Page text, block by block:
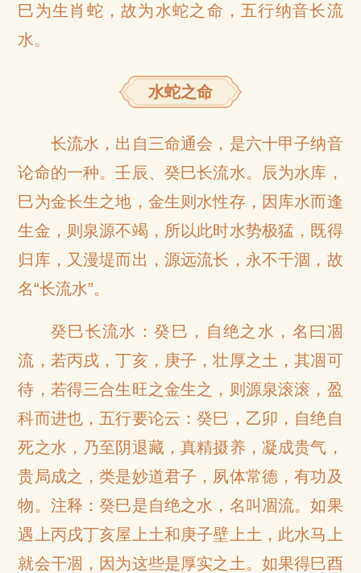
巳为生肖蛇，故为水蛇之命，五行纳音长流
水。
水蛇之命
长流水，出自三命通会，是六十甲子纳音
论命的一种。壬辰、癸巳长流水。辰为水库，
巳为金长生之地，金生则水性存，因库水而逢
生金，则泉源不竭，所以此时水势极猛，既得
归库，又漫堤而出，源远流长，永不干涸，故
名“长流水”。
癸巳长流水：癸巳，自绝之水，名曰凅
流，若丙戌，丁亥，庚子，壮厚之土，其凅可
待，若得三合生旺之金生之，则源泉滚滚，盈
科而进也，五行要论云：癸巳，乙卯，自绝自
死之水，乃至阴退藏，真精摄养，凝成贵气，
贵局成之，类是妙道君子，夙体常德，有功及
物。注释：癸巳是自绝之水，名叫凅流。如果
遇上丙戌丁亥屋上土和庚子壁上土，此水马上
就会干凅，因为这些是厚实之土。如果得巳酉